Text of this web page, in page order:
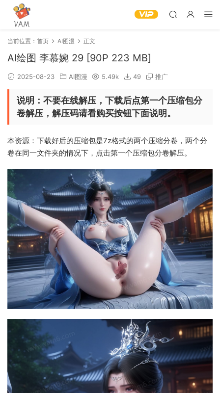
当前位置： 首页 AI图漫 正文
AI绘图 李慕婉 29 [90P 223 MB]
2025-08-23 AI图漫 5.49k 49 推广
说明：不要在线解压，下载后点第一个压缩包分
卷解压，解压码请看购买按钮下面说明。
本资源：下载好后的压缩包是7z格式的两个压缩分卷，两个分
卷在同一文件夹的情况下，点击第一个压缩包分卷解压。